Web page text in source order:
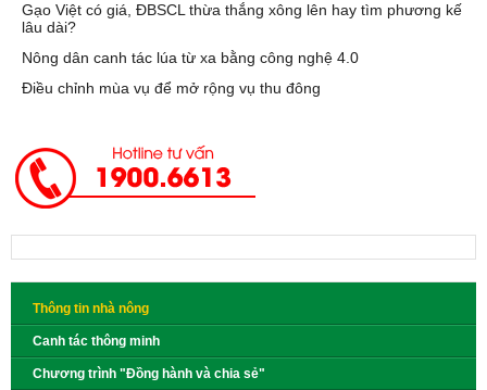
Gạo Việt có giá, ĐBSCL thừa thắng xông lên hay tìm phương kế
lâu dài?
Nông dân canh tác lúa từ xa bằng công nghệ 4.0
Điều chỉnh mùa vụ để mở rộng vụ thu đông
Thông tin nhà nông
Canh tác thông minh
Chương trình "Đồng hành và chia sẻ"